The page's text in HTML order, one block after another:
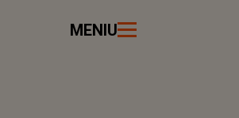
MENIU